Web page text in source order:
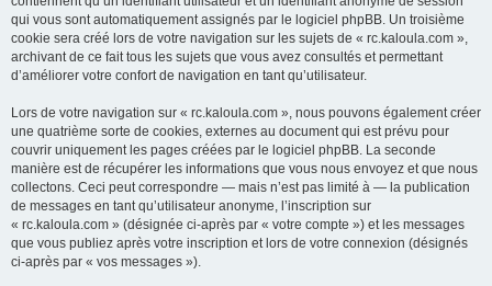
qui vous sont automatiquement assignés par le logiciel phpBB. Un troisième
cookie sera créé lors de votre navigation sur les sujets de « rc.kaloula.com »,
archivant de ce fait tous les sujets que vous avez consultés et permettant
d’améliorer votre confort de navigation en tant qu’utilisateur.
Lors de votre navigation sur « rc.kaloula.com », nous pouvons également créer
une quatrième sorte de cookies, externes au document qui est prévu pour
couvrir uniquement les pages créées par le logiciel phpBB. La seconde
manière est de récupérer les informations que vous nous envoyez et que nous
collectons. Ceci peut correspondre — mais n’est pas limité à — la publication
de messages en tant qu’utilisateur anonyme, l’inscription sur
« rc.kaloula.com » (désignée ci-après par « votre compte ») et les messages
que vous publiez après votre inscription et lors de votre connexion (désignés
ci-après par « vos messages »).